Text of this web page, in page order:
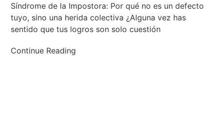
Síndrome de la Impostora: Por qué no es un defecto
tuyo, sino una herida colectiva ¿Alguna vez has
sentido que tus logros son solo cuestión
Continue Reading